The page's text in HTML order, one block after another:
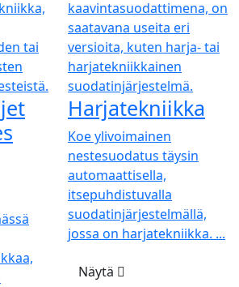
Harjatekniikka
Koe ylivoimainen
nestesuodatus täysin
automaattisella,
itsepuhdistuvalla
suodatinjärjestelmällä,
jossa on harjatekniikka. ...
Näytä